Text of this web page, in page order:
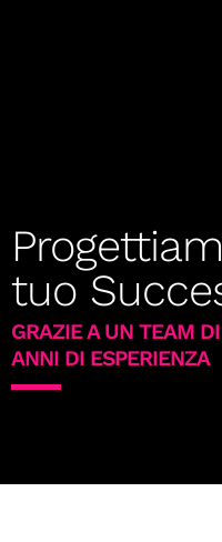
tuo
GRAZIE A UN TEAM
ANNI DI ESPERIENZA